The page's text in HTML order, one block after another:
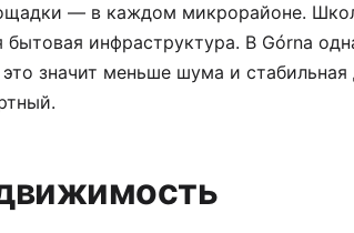
— в каждом микрорайоне.
инфраструктура. В Górna
значит меньше шума и стабильная